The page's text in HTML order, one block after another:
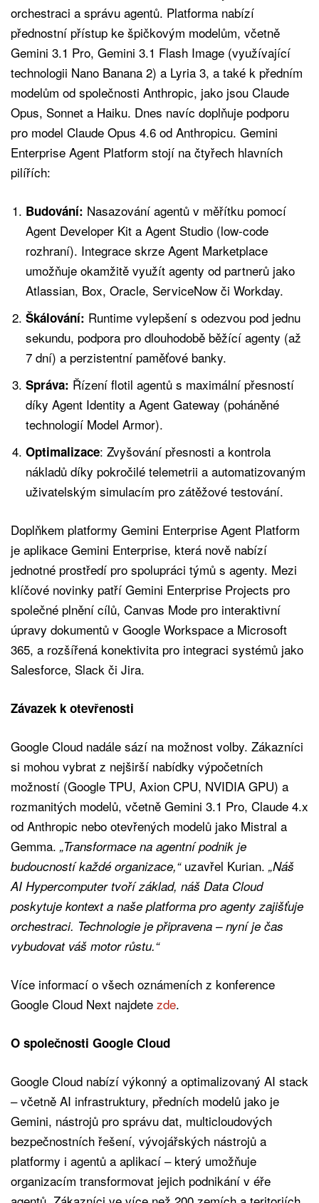
orchestraci a správu agentů. Platforma nabízí
přednostní přístup ke špičkovým modelům, včetně
Gemini 3.1 Pro, Gemini 3.1 Flash Image (využívající
technologii Nano Banana 2) a Lyria 3, a také k předním
modelům od společnosti Anthropic, jako jsou Claude
Opus, Sonnet a Haiku. Dnes navíc doplňuje podporu
pro model Claude Opus 4.6 od Anthropicu. Gemini
Enterprise Agent Platform stojí na čtyřech hlavních
pilířích:
Budování: Nasazování agentů v měřítku pomocí
Agent Developer Kit a Agent Studio (low-code
rozhraní). Integrace skrze Agent Marketplace
umožňuje okamžitě využít agenty od partnerů jako
Atlassian, Box, Oracle, ServiceNow či Workday.
Škálování: Runtime vylepšení s odezvou pod jednu
sekundu, podpora pro dlouhodobě běžící agenty (až
7 dní) a perzistentní paměťové banky.
Správa: Řízení flotil agentů s maximální přesností
díky Agent Identity a Agent Gateway (poháněné
technologií Model Armor).
Optimalizace: Zvyšování přesnosti a kontrola
nákladů díky pokročilé telemetrii a automatizovaným
uživatelským simulacím pro zátěžové testování.
Doplňkem platformy Gemini Enterprise Agent Platform
je aplikace Gemini Enterprise, která nově nabízí
jednotné prostředí pro spolupráci týmů s agenty. Mezi
klíčové novinky patří Gemini Enterprise Projects pro
společné plnění cílů, Canvas Mode pro interaktivní
úpravy dokumentů v Google Workspace a Microsoft
365, a rozšířená konektivita pro integraci systémů jako
Salesforce, Slack či Jira.
Závazek k otevřenosti
Google Cloud nadále sází na možnost volby. Zákazníci
si mohou vybrat z nejširší nabídky výpočetních
možností (Google TPU, Axion CPU, NVIDIA GPU) a
rozmanitých modelů, včetně Gemini 3.1 Pro, Claude 4.x
od Anthropic nebo otevřených modelů jako Mistral a
Gemma. „Transformace na agentní podnik je
budoucností každé organizace,“uzavřel Kurian. „Náš
AI Hypercomputer tvoří základ, náš Data Cloud
poskytuje kontext a naše platforma pro agenty zajišťuje
orchestraci. Technologie je připravena – nyní je čas
vybudovat váš motor růstu.“
Více informací o všech oznámeních z konference
Google Cloud Next najdete zde.
O společnosti Google Cloud
Google Cloud nabízí výkonný a optimalizovaný AI stack
– včetně AI infrastruktury, předních modelů jako je
Gemini, nástrojů pro správu dat, multicloudových
bezpečnostních řešení, vývojářských nástrojů a
platformy i agentů a aplikací – který umožňuje
organizacím transformovat jejich podnikání v éře